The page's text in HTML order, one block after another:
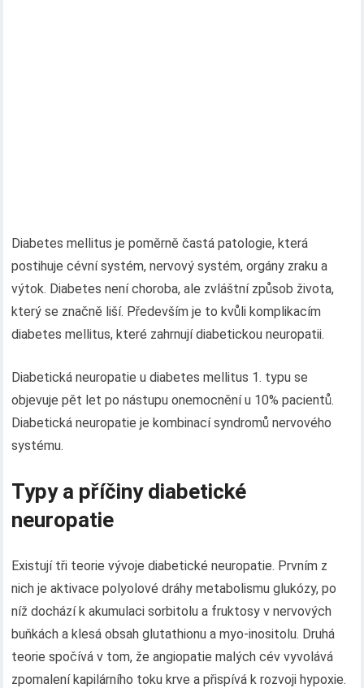
Diabetes mellitus je poměrně častá patologie, která
postihuje cévní systém, nervový systém, orgány zraku a
výtok. Diabetes není choroba, ale zvláštní způsob života,
který se značně liší. Především je to kvůli komplikacím
diabetes mellitus, které zahrnují diabetickou neuropatii.
Diabetická neuropatie u diabetes mellitus 1. typu se
objevuje pět let po nástupu onemocnění u 10% pacientů.
Diabetická neuropatie je kombinací syndromů nervového
systému.
Typy a příčiny diabetické
neuropatie
Existují tři teorie vývoje diabetické neuropatie. Prvním z
nich je aktivace polyolové dráhy metabolismu glukózy, po
níž dochází k akumulaci sorbitolu a fruktosy v nervových
buňkách a klesá obsah glutathionu a myo-inositolu. Druhá
teorie spočívá v tom, že angiopatie malých cév vyvolává
zpomalení kapilárního toku krve a přispívá k rozvoji hypoxie.